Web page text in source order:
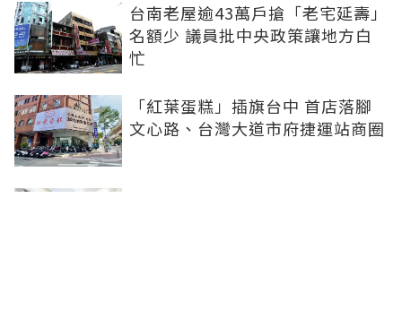
台南老屋逾43萬戶搶「老宅延壽」
名額少 議員批中央政策讓地方白
忙
「紅葉蛋糕」插旗台中 首店落腳
文心路、台灣大道市府捷運站商圈